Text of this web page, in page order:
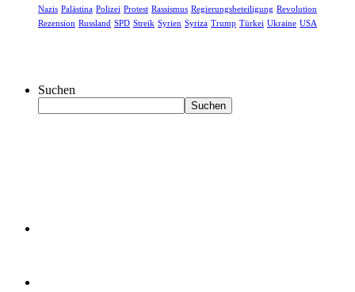
Nazis Palästina Polizei Protest Rassismus Regierungsbeteiligung Revolution
Rezension Russland SPD Streik Syrien Syriza Trump Türkei Ukraine USA
Suchen
Suchen